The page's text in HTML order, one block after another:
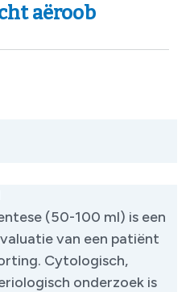
aëroob
(50-100 ml) is een
van een patiënt
Cytologisch,
onderzoek is